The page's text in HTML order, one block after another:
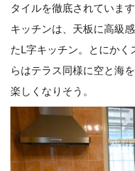
タイルを徹底されています
キッチンは、天板に高級
たL字キッチン。とにか
らはテラス同様に空と海
楽しくなりそう。